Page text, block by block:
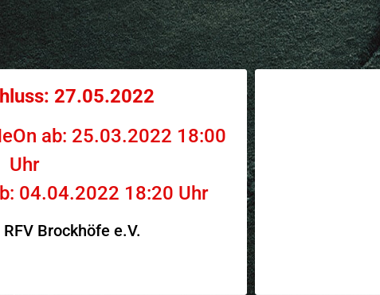
27.05.2022
ab: 25.03.2022 18:00
Uhr
04.04.2022 18:20 Uhr
Brockhöfe e.V.